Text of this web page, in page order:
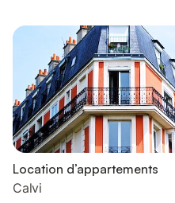
Location d’appartements
Calvi